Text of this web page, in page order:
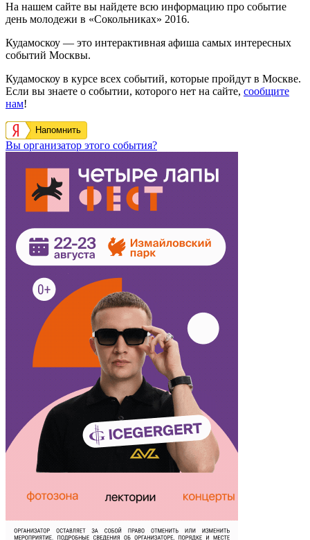
На нашем сайте вы найдете всю информацию про событие
день молодежи в «Сокольниках» 2016.
Кудамоскоу — это интерактивная афиша самых интересных
событий Москвы.
Кудамоскоу в курсе всех событий, которые пройдут в Москве.
Если вы знаете о событии, которого нет на сайте, сообщите
нам!
Напомнить
Вы организатор этого события?